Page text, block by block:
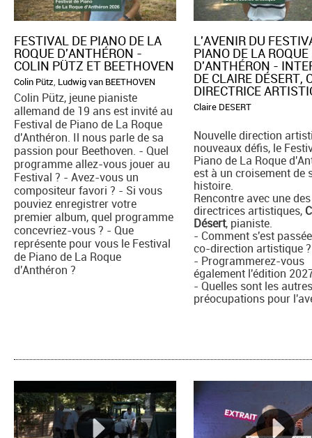
FESTIVAL DE PIANO DE LA
ROQUE D'ANTHÉRON -
COLIN PÜTZ ET BEETHOVEN
Colin Pütz, Ludwig van BEETHOVEN
Colin Pütz, jeune pianiste
allemand de 19 ans est invité au
Festival de Piano de La Roque
d'Anthéron. Il nous parle de sa
passion pour Beethoven. - Quel
programme allez-vous jouer au
Festival ? - Avez-vous un
compositeur favori ? - Si vous
pouviez enregistrer votre
premier album, quel programme
concevriez-vous ? - Que
représente pour vous le Festival
de Piano de La Roque
d'Anthéron ?
L'AVENIR DU
PIANO DE LA ROQUE
D'ANTHÉRON -
DE CLAIRE DÉSERT,
DIRECTRICE
Claire DESERT
Nouvelle direction
nouveaux défis, le
Piano de La Roque
est à un croisement de
histoire.
Rencontre avec une
directrices artistiques,
Désert, pianiste.
- Comment s'est
co-direction artistique ?
- Programmerez-vous
également l'édition
- Quelles sont les
préocupations pour